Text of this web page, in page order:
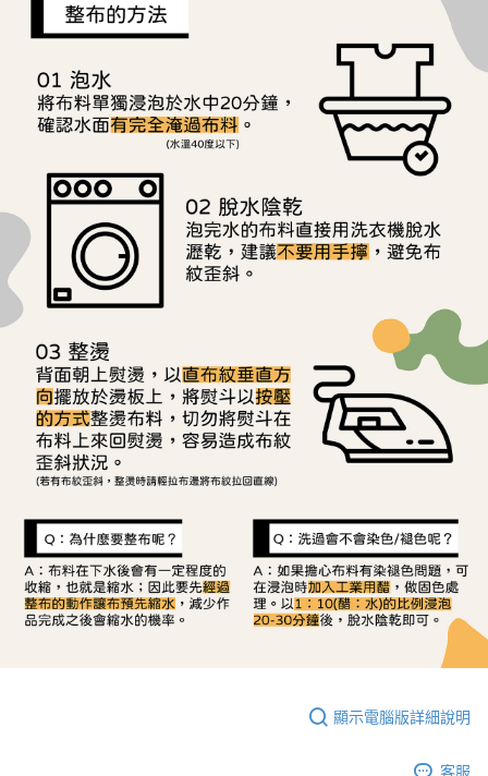
易，需依本服務之必要範圍內提供個人資料，並將交易相關給付款項請求債
權轉讓予恩沛科技股份有限公司。
https://aftee.tw/terms/#terms3
３．未成年的使用者請事先徵得法定代理人或監護人之同意方可使用
「AFTEE先享後付」，若未經同意申辦者引起之損失，本公司不負相關責
任。
４．使用「AFTEE先享後付」時，將依據個別帳號之用戶狀況，依本公司即
時審查核予不同之上限額度；若仍有額度不足之情形，本公司將視審查結果
請求用戶進行身份認證。
５．嚴禁一人註冊多個帳號或使用他人資訊註冊。若發現惡意使用之情形，
恩沛科技股份有限公司將有權停止該用戶之使用額度並採取法律行動。
顯示電腦版詳細說明
客服